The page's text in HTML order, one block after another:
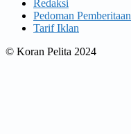
Redaksi
Pedoman Pemberitaan
Tarif Iklan
© Koran Pelita 2024